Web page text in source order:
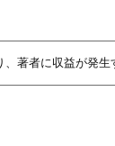
著者に収益が発生